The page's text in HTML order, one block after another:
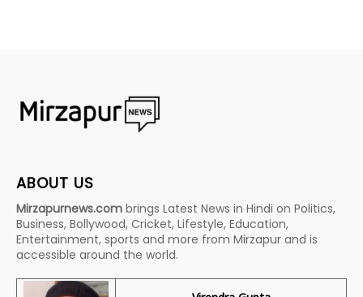
ABOUT US
Mirzapurnews.com brings Latest News in Hindi on Politics,
Business, Bollywood, Cricket, Lifestyle, Education,
Entertainment, sports and more from Mirzapur and is
accessible around the world.